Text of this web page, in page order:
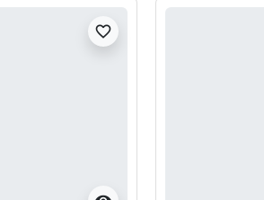
favorite_border